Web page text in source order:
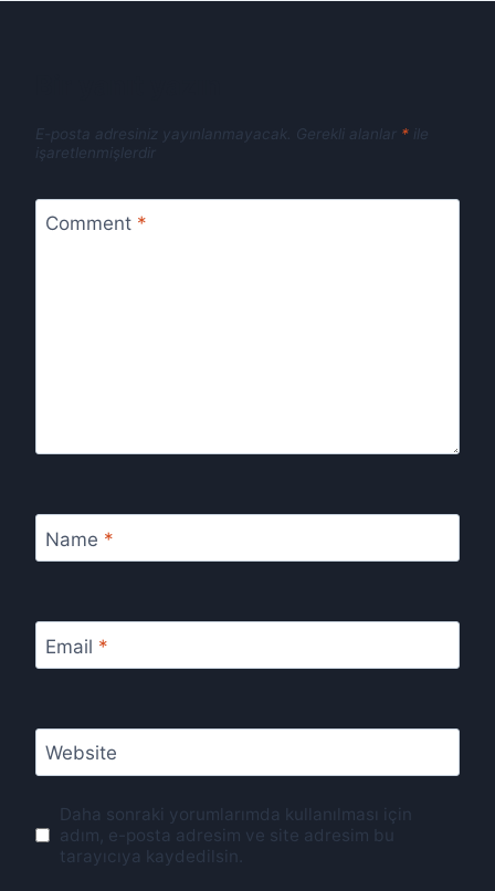
E-posta adresiniz yayınlanmayacak. Gerekli alanlar * ile
işaretlenmişlerdir
Comment *
Name *
Email *
Website
Daha sonraki yorumlarımda kullanılması için
adım, e-posta adresim ve site adresim bu
tarayıcıya kaydedilsin.